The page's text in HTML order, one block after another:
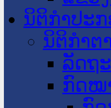
ນິຕິກໍາປະ
ນິຕິກໍາຕ
ລັດຖ
ກົດໝ